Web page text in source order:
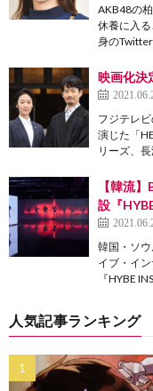
AKB48の
休養に入
身の
映画化決
フジテレ
演じた「
リーズ、
【韓流
設『
韓国・ソ
イブ・イ
『HYBE
人気記事ランキング